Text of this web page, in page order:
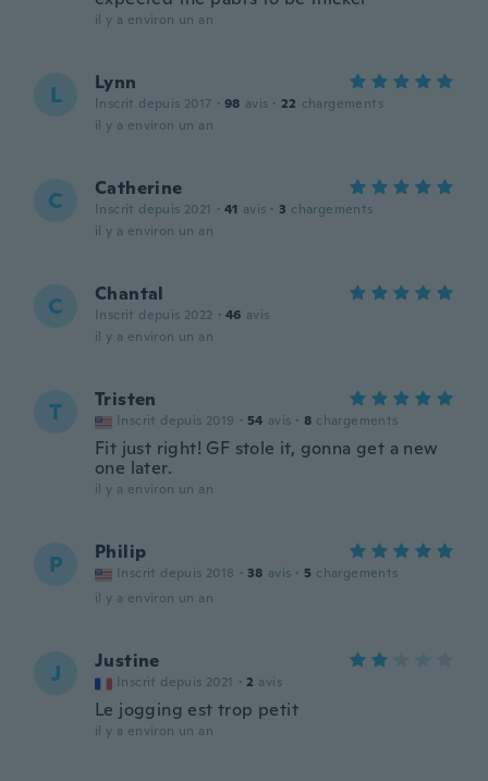
il y a environ un an
L Lynn
Inscrit depuis 2017 · 98 avis · 22 chargements
il y a environ un an
C Catherine
Inscrit depuis 2021 · 41 avis · 3 chargements
il y a environ un an
C Chantal
Inscrit depuis 2022 · 46 avis
il y a environ un an
T Tristen
Inscrit depuis 2019 · 54 avis · 8 chargements
Fit just right! GF stole it, gonna get a new
one later.
il y a environ un an
P Philip
Inscrit depuis 2018 · 38 avis · 5 chargements
il y a environ un an
J Justine
Inscrit depuis 2021 · 2 avis
Le jogging est trop petit
il y a environ un an